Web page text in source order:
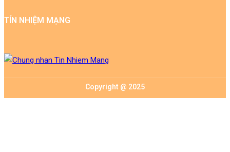
TÍN NHIỆM MẠNG
Copyright @ 2025